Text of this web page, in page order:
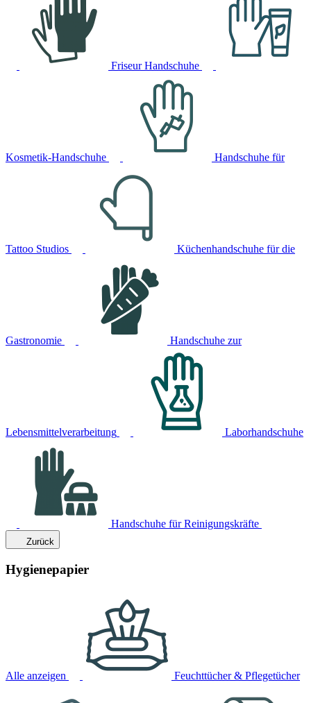
Friseur Handschuhe
Kosmetik-Handschuhe Handschuhe für
Tattoo Studios Küchenhandschuhe für die
Gastronomie Handschuhe zur
Lebensmittelverarbeitung Laborhandschuhe
Handschuhe für Reinigungskräfte
Zurück
Hygienepapier
Alle anzeigen Feuchttücher & Pflegetücher